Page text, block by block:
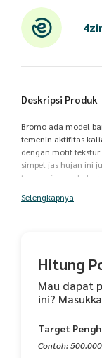
Deskripsi Produk
Bromo ada model
temenin aktifitas
dengan motif
simpel jas hujan ini
tangan juga ada
kuat sehingga air tidak
Selengkapnya
Hitung
Mau dapat
ini?
Target
Contoh: 500.000